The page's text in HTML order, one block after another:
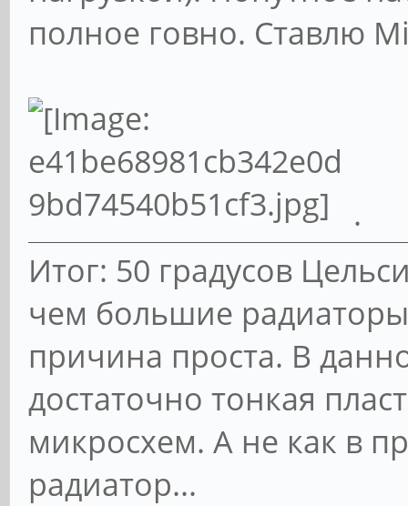
полное говно. Ставлю
.
Итог: 50 градусов
чем большие
причина проста. В
достаточно тонкая
микросхем. А не как в
радиатор...